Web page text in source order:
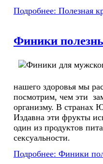
Подробнее: Полезная
Финики
нашего здоровья мы
посмотрим, чем эти
организму. В странах
Издавна эти фрукты
один из продуктов
сексуальности.
Подробнее: Финики